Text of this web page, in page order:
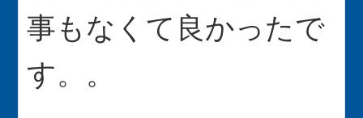
事もなくて良かったで
す。。